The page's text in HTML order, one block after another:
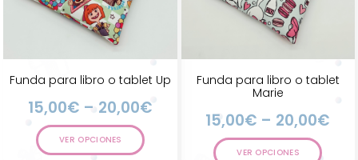
Funda para libro o tablet Up
15,00€ – 20,00€
VER OPCIONES
Funda para libro o tablet
Marie
15,00€ – 20,00€
VER OPCIONES